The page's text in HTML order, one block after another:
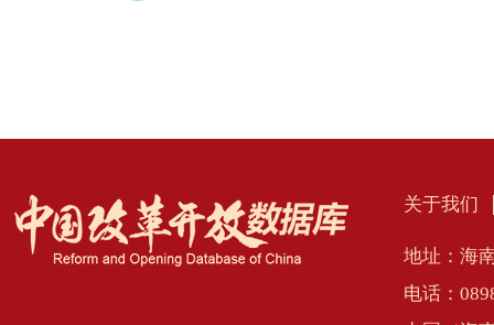
关于我们
地址：海
电话：